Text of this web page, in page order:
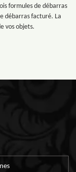
formules de débarras
débarras facturé. La
vos objets.